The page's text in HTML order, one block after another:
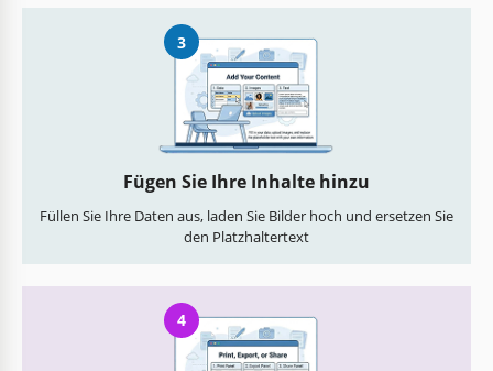
3
Fügen Sie Ihre Inhalte hinzu
Füllen Sie Ihre Daten aus, laden Sie Bilder hoch und ersetzen Sie
den Platzhaltertext
4